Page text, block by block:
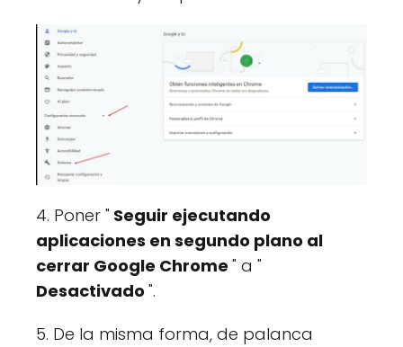
4. Poner " Seguir ejecutando
aplicaciones en segundo plano al
cerrar Google Chrome " a "
Desactivado ".
5. De la misma forma, de palanca